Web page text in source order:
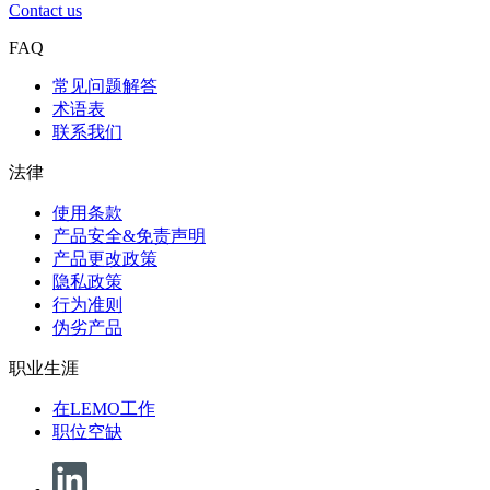
Contact us
FAQ
常见问题解答
术语表
联系我们
法律
使用条款
产品安全&免责声明
产品更改政策
隐私政策
行为准则
伪劣产品
职业生涯
在LEMO工作
职位空缺